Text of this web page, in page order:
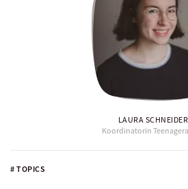
# TOPICS
LAURA SCHNEIDER
Koordinatorin